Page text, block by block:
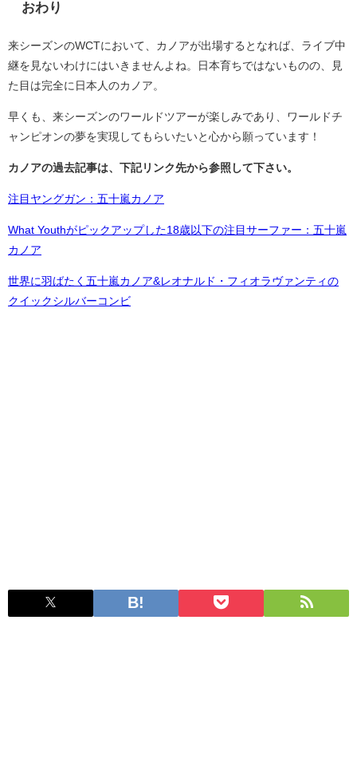
おわり
来シーズンのWCTにおいて、カノアが出場するとなれば、ライブ中
継を見ないわけにはいきませんよね。日本育ちではないものの、見
た目は完全に日本人のカノア。
早くも、来シーズンのワールドツアーが楽しみであり、ワールドチ
ャンピオンの夢を実現してもらいたいと心から願っています！
カノアの過去記事は、下記リンク先から参照して下さい。
注目ヤングガン：五十嵐カノア
What Youthがピックアップした18歳以下の注目サーファー：五十嵐
カノア
世界に羽ばたく五十嵐カノア&レオナルド・フィオラヴァンティの
クイックシルバーコンビ